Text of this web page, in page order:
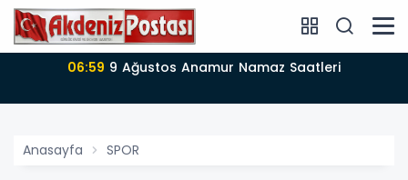
06:57 Anamur’da 09-08-2026
Anasayfa SPOR